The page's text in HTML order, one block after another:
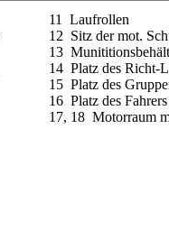
11 Laufrollen
12 Sitz der mot.
13
14 Platz des Richt-
15 Platz des
16 Platz des Fahrers
17, 18 Motorraum